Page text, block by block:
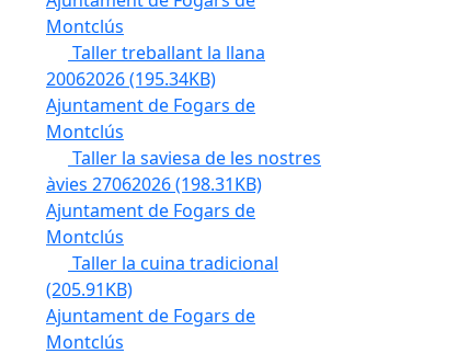
Montclús
Taller treballant la llana
20062026(195.34KB)
Ajuntament de Fogars de
Montclús
Taller la saviesa de les nostres
àvies 27062026(198.31KB)
Ajuntament de Fogars de
Montclús
Taller la cuina tradicional
(205.91KB)
Ajuntament de Fogars de
Montclús